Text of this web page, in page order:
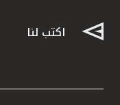
القنوات المصرفية
اكتب لنا